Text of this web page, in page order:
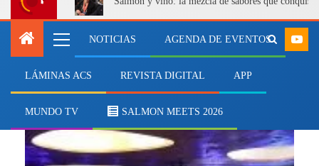
NOTICIAS AGENDA DE EVENTOS
LÁMINAS ACS REVISTA DIGITAL APP
MUNDO TV SALMON MEETS 2026
sindicatos